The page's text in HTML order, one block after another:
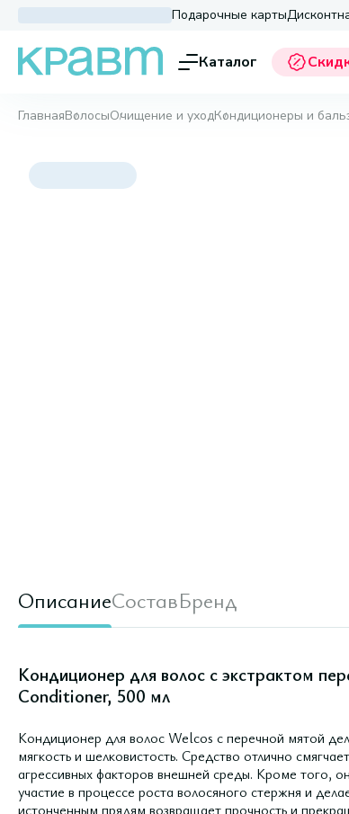
Подарочные карты
Каталог
ГлавнаяВолосыОчищение и уходКондиционеры и
ОписаниеСоставБренд
Кондиционер для волос с экстрактом
Conditioner, 500 мл
Кондиционер для волос Welcos с перечной мятой
мягкость и шелковистость. Средство отлично
агрессивных факторов внешней среды. Кроме того,
участие в процессе роста волосяного стержня и
истонченным прядям возвращает прочность и